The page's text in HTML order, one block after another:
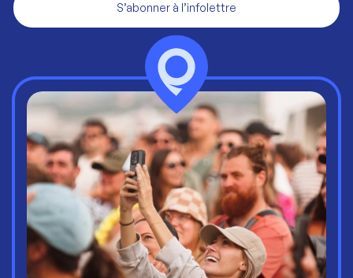
S’abonner à l’infolettre